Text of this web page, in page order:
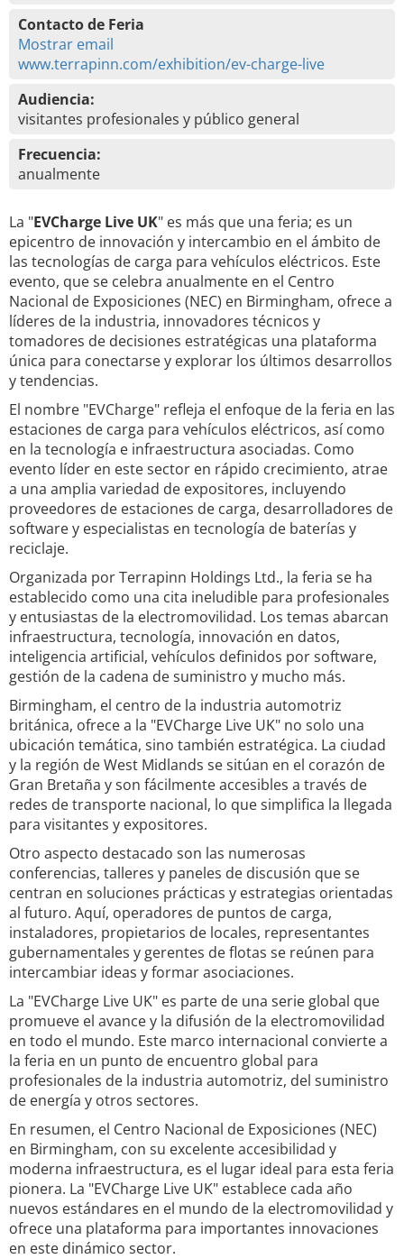
Contacto de Feria
Mostrar email
www.terrapinn.com/exhibition/ev-charge-live
Audiencia:
visitantes profesionales y público general
Frecuencia:
anualmente
La "EVCharge Live UK" es más que una feria; es un
epicentro de innovación y intercambio en el ámbito de
las tecnologías de carga para vehículos eléctricos. Este
evento, que se celebra anualmente en el Centro
Nacional de Exposiciones (NEC) en Birmingham, ofrece a
líderes de la industria, innovadores técnicos y
tomadores de decisiones estratégicas una plataforma
única para conectarse y explorar los últimos desarrollos
y tendencias.
El nombre "EVCharge" refleja el enfoque de la feria en las
estaciones de carga para vehículos eléctricos, así como
en la tecnología e infraestructura asociadas. Como
evento líder en este sector en rápido crecimiento, atrae
a una amplia variedad de expositores, incluyendo
proveedores de estaciones de carga, desarrolladores de
software y especialistas en tecnología de baterías y
reciclaje.
Organizada por Terrapinn Holdings Ltd., la feria se ha
establecido como una cita ineludible para profesionales
y entusiastas de la electromovilidad. Los temas abarcan
infraestructura, tecnología, innovación en datos,
inteligencia artificial, vehículos definidos por software,
gestión de la cadena de suministro y mucho más.
Birmingham, el centro de la industria automotriz
británica, ofrece a la "EVCharge Live UK" no solo una
ubicación temática, sino también estratégica. La ciudad
y la región de West Midlands se sitúan en el corazón de
Gran Bretaña y son fácilmente accesibles a través de
redes de transporte nacional, lo que simplifica la llegada
para visitantes y expositores.
Otro aspecto destacado son las numerosas
conferencias, talleres y paneles de discusión que se
centran en soluciones prácticas y estrategias orientadas
al futuro. Aquí, operadores de puntos de carga,
instaladores, propietarios de locales, representantes
gubernamentales y gerentes de flotas se reúnen para
intercambiar ideas y formar asociaciones.
La "EVCharge Live UK" es parte de una serie global que
promueve el avance y la difusión de la electromovilidad
en todo el mundo. Este marco internacional convierte a
la feria en un punto de encuentro global para
profesionales de la industria automotriz, del suministro
de energía y otros sectores.
En resumen, el Centro Nacional de Exposiciones (NEC)
en Birmingham, con su excelente accesibilidad y
moderna infraestructura, es el lugar ideal para esta feria
pionera. La "EVCharge Live UK" establece cada año
nuevos estándares en el mundo de la electromovilidad y
ofrece una plataforma para importantes innovaciones
en este dinámico sector.